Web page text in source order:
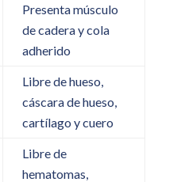
Presenta músculo
de cadera y cola
adherido
Libre de hueso,
cáscara de hueso,
cartílago y cuero
Libre de
hematomas,